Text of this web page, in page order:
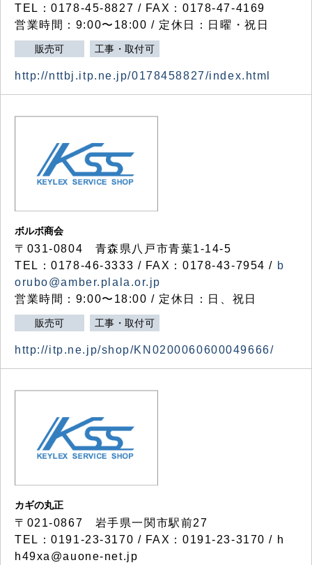
TEL：0178-45-8827 / FAX：0178-47-4169
営業時間：9:00〜18:00 / 定休日：日曜・祝日
販売可 工事・取付可
http://nttbj.itp.ne.jp/0178458827/index.html
ボルボ商会
〒031-0804 青森県八戸市青葉1-14-5
TEL：0178-46-3333 / FAX：0178-43-7954 / b
orubo@amber.plala.or.jp
営業時間：9:00〜18:00 / 定休日：日、祝日
販売可 工事・取付可
http://itp.ne.jp/shop/KN0200060600049666/
カギの丸正
〒021-0867 岩手県一関市駅前27
TEL：0191-23-3170 / FAX：0191-23-3170 / h
h49xa@auone-net.jp